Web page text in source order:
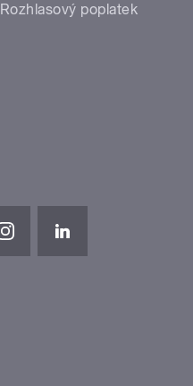
Rozhlasový poplatek